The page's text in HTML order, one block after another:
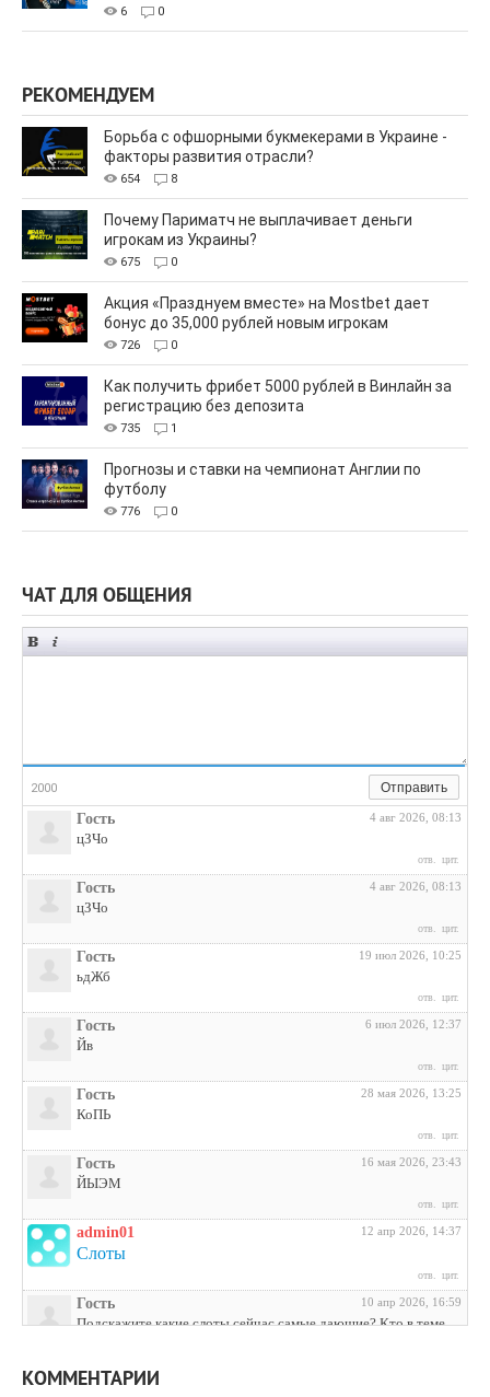
6 0
РЕКОМЕНДУЕМ
Борьба с офшорными букмекерами в Украине -
факторы развития отрасли?
654 8
Почему Париматч не выплачивает деньги
игрокам из Украины?
675 0
Акция «Празднуем вместе» на Mostbet дает
бонус до 35,000 рублей новым игрокам
726 0
Как получить фрибет 5000 рублей в Винлайн за
регистрацию без депозита
735 1
Прогнозы и ставки на чемпионат Англии по
футболу
776 0
ЧАТ ДЛЯ ОБЩЕНИЯ
Отправить
2000
Гость 4 авг 2026, 08:13
цЗЧо
отв. цит.
Гость 4 авг 2026, 08:13
цЗЧо
отв. цит.
Гость 19 июл 2026, 10:25
ьдЖб
отв. цит.
Гость 6 июл 2026, 12:37
Йв
отв. цит.
Гость 28 мая 2026, 13:25
КоПЬ
отв. цит.
Гость 16 мая 2026, 23:43
ЙЫЭМ
отв. цит.
admin01 12 апр 2026, 14:37
Слоты
отв. цит.
Гость 10 апр 2026, 16:59
Подскажите какие слоты сейчас самые дающие? Кто в теме
Гость
КОММЕНТАРИИ